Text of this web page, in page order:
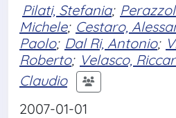
Pilati, Stefania;
Michele; Cestaro,
Paolo; Dal Ri, Antonio;
Roberto; Velasco,
Claudio
2007-01-01